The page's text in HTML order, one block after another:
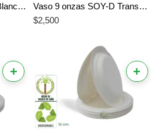
Vaso 7 onzas SOY- D Blanco X 50 unidades Vaso 9 onzas SOY-D Transparente X 50 unidades
$2,500
+ +